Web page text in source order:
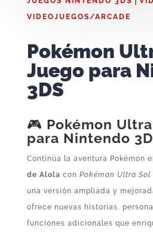
VIDEOJUEGOS/ARCADE
Pokémon
Juego para
3DS
🎮 Pokémon
para Nintendo
Continúa la aventura Pokémon
de Alola con Pokémon Ultra Sol
una versión ampliada y
ofrece nuevas historias,
funciones adicionales que